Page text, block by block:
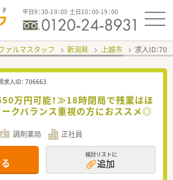
平日9：30-19：00 土日10：00-19：00
ァルマスタッフ 新潟県 上越市 求人ID：
求人ID： 706663
万円可能！≫18時閉局で残業はほ
ークバランス重視の方におススメ◎
調剤薬局 正社員
検討リストに
追加